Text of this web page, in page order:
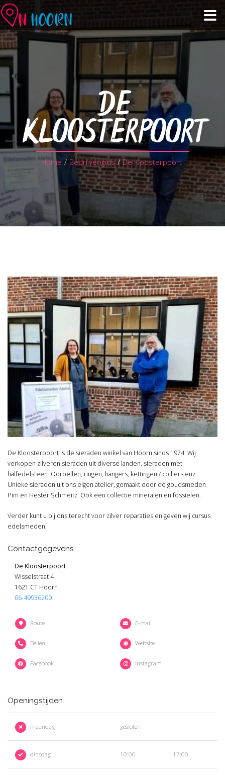
Agenda
Zien & Doen
Winkelen & Horeca
Over Hoorn
Plan je bezoek
DE
KLOOSTERPOORT
Home / Bedrijvengids / De Kloosterpoort
De Kloosterpoort is de sieraden winkel van Hoorn sinds 1974. Wij
verkopen zilveren sieraden uit diverse landen, sieraden met
halfedelsteen. Oorbellen, ringen, hangers, kettingen / colliers enz.
Unieke sieraden uit ons eigen atelier, gemaakt door de goudsmeden
Pim en Hester Schmeitz. Ook een collectie mineralen en fossielen.
Verder kunt u bij ons terecht voor zilver reparaties en geven wij cursus
edelsmeden.
Contactgegevens
De Kloosterpoort
Wisselstraat 4
1621 CT Hoorn
06-49936200
Route E-mail
Bellen Website
Facebook Instagram
Openingstijden
maandag gesloten
dinsdag 10:00 17:00